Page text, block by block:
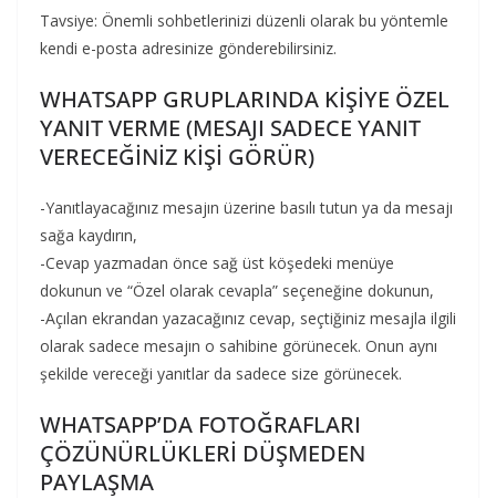
Tavsiye: Önemli sohbetlerinizi düzenli olarak bu yöntemle
kendi e-posta adresinize gönderebilirsiniz.
WHATSAPP GRUPLARINDA KİŞİYE ÖZEL
YANIT VERME (MESAJI SADECE YANIT
VERECEĞİNİZ KİŞİ GÖRÜR)
-Yanıtlayacağınız mesajın üzerine basılı tutun ya da mesajı
sağa kaydırın,
-Cevap yazmadan önce sağ üst köşedeki menüye
dokunun ve “Özel olarak cevapla” seçeneğine dokunun,
-Açılan ekrandan yazacağınız cevap, seçtiğiniz mesajla ilgili
olarak sadece mesajın o sahibine görünecek. Onun aynı
şekilde vereceği yanıtlar da sadece size görünecek.
WHATSAPP’DA FOTOĞRAFLARI
ÇÖZÜNÜRLÜKLERİ DÜŞMEDEN
PAYLAŞMA